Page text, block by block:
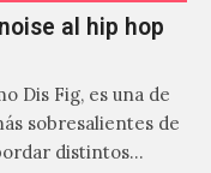
al hip hop
Dis Fig, es una de
sobresalientes de
distintos